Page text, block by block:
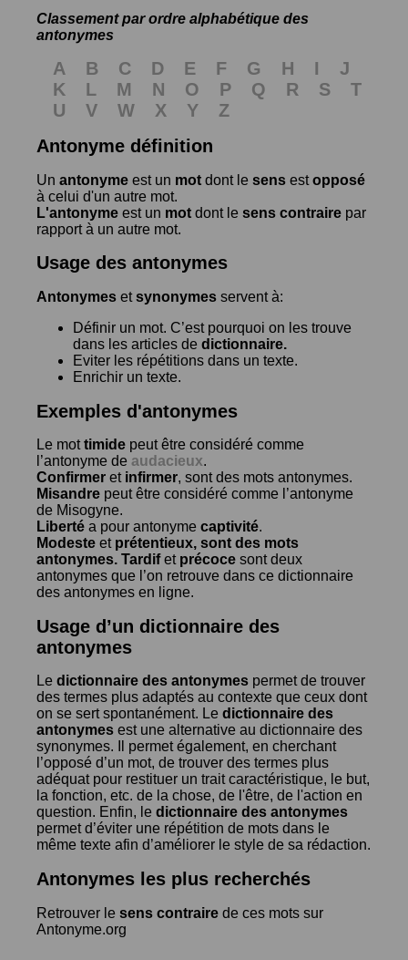
Classement par ordre alphabétique des
antonymes
A B C D E F G H I
J
K
L M N O P Q R S
T
U
V W X Y
Z
Antonyme définition
Un antonyme est un mot dont le sens estopposé
à celui d'un autre mot.
L'antonyme est un mot dont le sens contraire par
rapport à un autre mot.
Usage des antonymes
Antonymes etsynonymes servent à:
Définir un mot. C’est pourquoi on les trouve
dans les articles de dictionnaire.
Eviter les répétitions dans un texte.
Enrichir un texte.
Exemples d'antonymes
Le mottimide peut être considéré comme
l’antonyme de audacieux.
Confirmer et infirmer, sont des mots antonymes.
Misandre peut être considéré comme l’antonyme
de Misogyne.
Liberté a pour antonyme captivité.
Modeste et prétentieux, sont des mots
antonymes. Tardifet précoce sont deux
antonymes que l’on retrouve dans ce dictionnaire
des antonymes en ligne.
Usage d’un dictionnaire des
antonymes
Le dictionnaire des antonymes permet de trouver
des termes plus adaptés au contexte que ceux dont
on se sert spontanément. Le dictionnaire des
antonymes est une alternative au dictionnaire des
synonymes. Il permet également, en cherchant
l’opposé d’un mot, de trouver des termes plus
adéquat pour restituer un trait caractéristique, le but,
la fonction, etc. de la chose, de l'être, de l'action en
question. Enfin, le dictionnaire des antonymes
permet d’éviter une répétition de mots dans le
même texte afin d’améliorer le style de sa rédaction.
Antonymes les plus recherchés
Retrouver le sens contraire de ces mots sur
Antonyme.org